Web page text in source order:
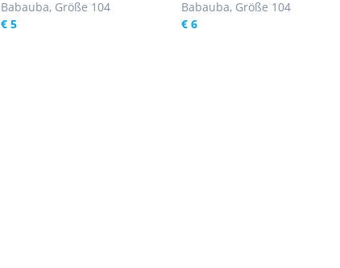
Babauba, Größe 104
€ 5
Babauba, Größe 104
€ 6